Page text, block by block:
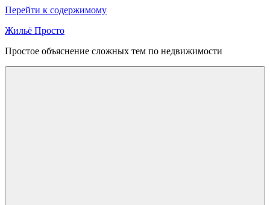
Перейти к содержимому
Жильё Просто
Простое объяснение сложных тем по недвижимости